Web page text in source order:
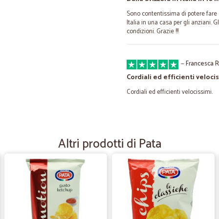
Sono contentissima di potere
Italia in una casa per gli anziani.
condizioni. Grazie !!!
—Francesca
Cordiali ed efficienti
Cordiali ed efficienti velocissimi.
Rapidi
problemi, in quanto una delle
—Flora M.
Cicala una garanzia
Altri prodotti di Pata